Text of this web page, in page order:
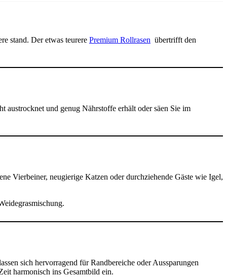
stand. Der etwas teurere Premium Rollrasen übertrifft den
austrocknet und genug Nährstoffe erhält oder säen Sie im
Vierbeiner, neugierige Katzen oder durchziehende Gäste wie Igel,
sich hervorragend für Randbereiche oder Aussparungen
harmonisch ins Gesamtbild ein.